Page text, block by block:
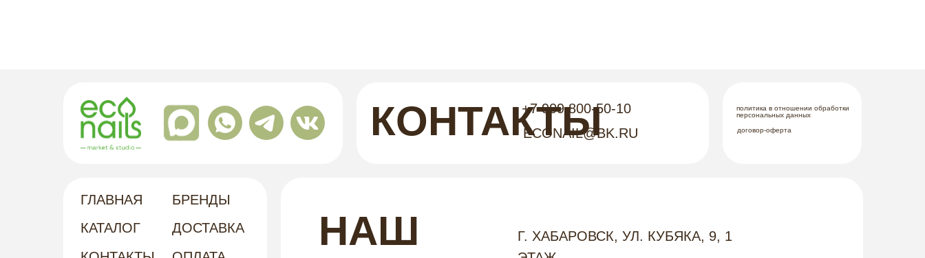
КАТАЛОГ
БРЕНДЫ
ДОСТАВКА
КОНТАКТЫ
ГЛАВНАЯ
+7 909 800-50-10
ECONAIL@BK.RU
Г. ХАБАРОВСК, УЛ. КУБЯКА, 9, 1
НАШ
политика в отношении обработки
персональных данных
договор-оферта